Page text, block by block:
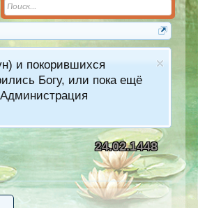
и покорившихся
Богу, или пока ещё
24.02.1448